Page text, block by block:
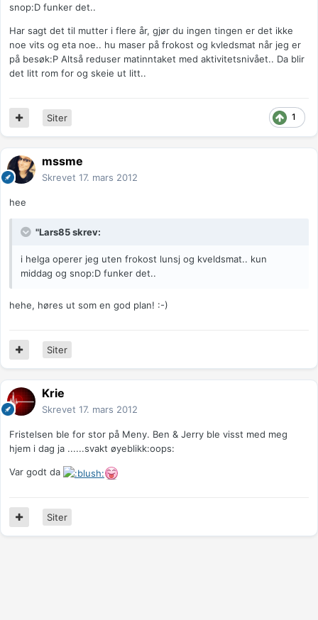
snop:D funker det..
Har sagt det til mutter i flere år, gjør du ingen tingen er det ikke
noe vits og eta noe.. hu maser på frokost og kvledsmat når jeg er
på besøk:P Altså reduser matinntaket med aktivitetsnivået.. Da blir
det litt rom for og skeie ut litt..
1
Siter
mssme
Skrevet 17. mars 2012
hee
"Lars85 skrev:
i helga operer jeg uten frokost lunsj og kveldsmat.. kun
middag og snop:D funker det..
hehe, høres ut som en god plan! :-)
Siter
Krie
Skrevet 17. mars 2012
Fristelsen ble for stor på Meny. Ben & Jerry ble visst med meg
hjem i dag ja ......svakt øyeblikk:oops:
Var godt da
Siter